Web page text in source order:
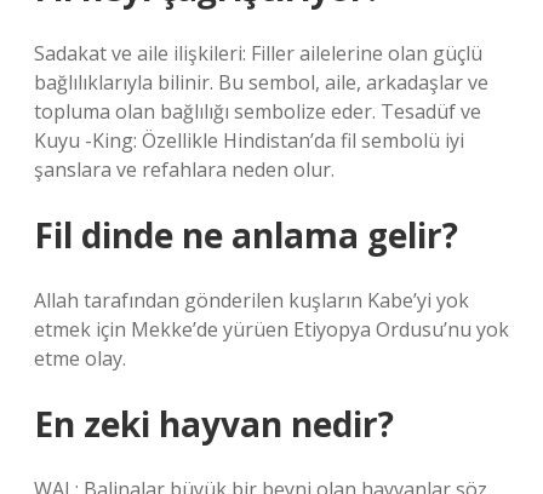
Sadakat ve aile ilişkileri: Filler ailelerine olan güçlü
bağlılıklarıyla bilinir. Bu sembol, aile, arkadaşlar ve
topluma olan bağlılığı sembolize eder. Tesadüf ve
Kuyu -King: Özellikle Hindistan’da fil sembolü iyi
şanslara ve refahlara neden olur.
Fil dinde ne anlama gelir?
Allah tarafından gönderilen kuşların Kabe’yi yok
etmek için Mekke’de yürüen Etiyopya Ordusu’nu yok
etme olay.
En zeki hayvan nedir?